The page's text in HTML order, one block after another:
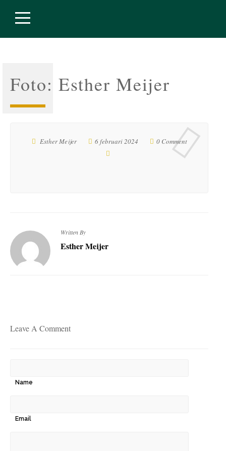
Foto: Esther Meijer
Esther Meijer 6 februari 2024 0 Comment
Written By
Esther Meijer
Leave A Comment
Name
Email